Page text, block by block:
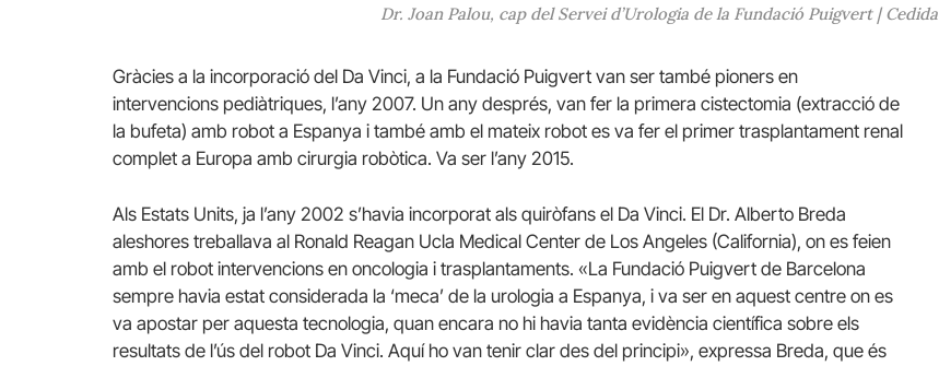
Dr. Joan Palou, cap del Servei d’Urologia de la Fundació Puigvert | Cedida
Gràcies a la incorporació del Da Vinci, a la Fundació Puigvert van ser també pioners en
intervencions pediàtriques, l’any 2007. Un any després, van fer la primera cistectomia (extracció de
la bufeta) amb robot a Espanya i també amb el mateix robot es va fer el primer trasplantament renal
complet a Europa amb cirurgia robòtica. Va ser l’any 2015.
Als Estats Units, ja l’any 2002 s’havia incorporat als quiròfans el Da Vinci. El Dr. Alberto Breda
aleshores treballava al Ronald Reagan Ucla Medical Center de Los Angeles (California), on es feien
amb el robot intervencions en oncologia i trasplantaments. «La Fundació Puigvert de Barcelona
sempre havia estat considerada la ‘meca’ de la urologia a Espanya, i va ser en aquest centre on es
va apostar per aquesta tecnologia, quan encara no hi havia tanta evidència científica sobre els
resultats de l’ús del robot Da Vinci. Aquí ho van tenir clar des del principi», expressa Breda, que és